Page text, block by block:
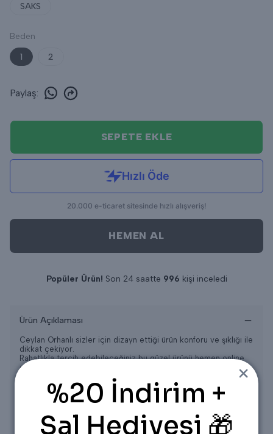
SAKS
Beden
1
2
Paylaş:
SEPETE EKLE
HEMEN AL
Popüler Ürün! Son 24 saatte 996 kişi inceledi
Ürün Açıklaması
Ceylan Orhanlı sizler için dizayn ettiği ürün konforu ve şıklığı ile
dikkat çekiyor.
Rahatlıkla tercih edebileceğiniz bu güzel ürünü hemen online
olarak sitemizden sipariş verebilirsiniz.
Ürün 1-2 beden aralığıdır.
1 BEDEN 36/38/40
2 BEDEN 42/44/46
ÜRÜN ÖLÇÜLERİ
%20 İndirim +
Şal Hediyesi 🎁